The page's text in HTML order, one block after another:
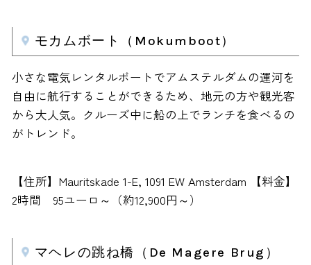
モカムボート（Mokumboot）
小さな電気レンタルボートでアムステルダムの運河を
自由に航行することができるため、地元の方や観光客
から大人気。クルーズ中に船の上でランチを食べるの
がトレンド。
【住所】Mauritskade 1-E, 1091 EW Amsterdam 【料金】
2時間 95ユーロ～（約12,900円～）
マヘレの跳ね橋（De Magere Brug）